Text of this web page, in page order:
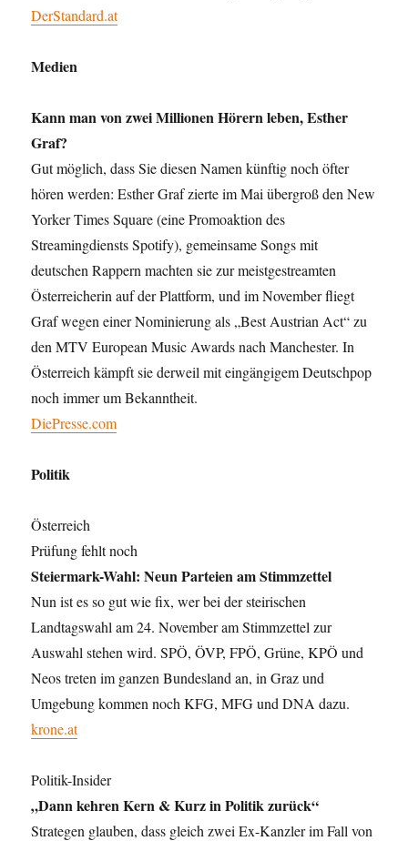
DerStandard.at
Medien
Kann man von zwei Millionen Hörern leben, Esther
Graf?
Gut möglich, dass Sie diesen Namen künftig noch öfter
hören werden: Esther Graf zierte im Mai übergroß den New
Yorker Times Square (eine Promoaktion des
Streamingdiensts Spotify), gemeinsame Songs mit
deutschen Rappern machten sie zur meistgestreamten
Österreicherin auf der Plattform, und im November fliegt
Graf wegen einer Nominierung als „Best Austrian Act“ zu
den MTV European Music Awards nach Manchester. In
Österreich kämpft sie derweil mit eingängigem Deutschpop
noch immer um Bekanntheit.
DiePresse.com
Politik
Österreich
Prüfung fehlt noch
Steiermark-Wahl: Neun Parteien am Stimmzettel
Nun ist es so gut wie fix, wer bei der steirischen
Landtagswahl am 24. November am Stimmzettel zur
Auswahl stehen wird. SPÖ, ÖVP, FPÖ, Grüne, KPÖ und
Neos treten im ganzen Bundesland an, in Graz und
Umgebung kommen noch KFG, MFG und DNA dazu.
krone.at
Politik-Insider
„Dann kehren Kern & Kurz in Politik zurück“
Strategen glauben, dass gleich zwei Ex-Kanzler im Fall von